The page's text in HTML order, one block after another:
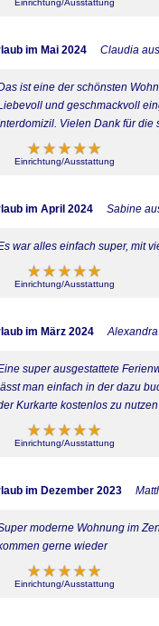
im Mai 2024 Claudia
ist eine der schönsten
und geschmackvoll
Vielen Dank für die
Einrichtung/Ausstattung
im April 2024 Sabine
war alles einfach super, mit
Einrichtung/Ausstattung
im März 2024
super ausgestattete
man einfach in der dazu
Kurkarte kostenlos zu
Einrichtung/Ausstattung
im Dezember 2023
moderne Wohnung im
gerne wieder
Einrichtung/Ausstattung